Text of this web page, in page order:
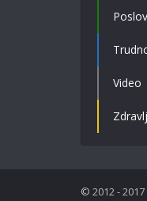
Video
© 2012 - 2017